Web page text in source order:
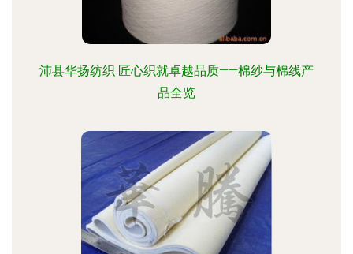
沛县华扬纺织 匠心织就卓越品质——棉纱与棉线产
品全览